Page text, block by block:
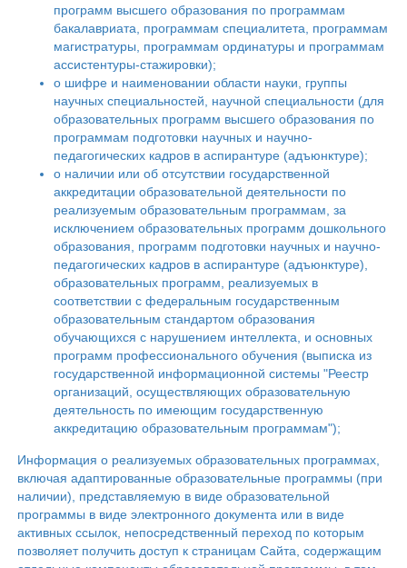
программ высшего образования по программам
бакалавриата, программам специалитета, программам
магистратуры, программам ординатуры и программам
ассистентуры-стажировки);
о шифре и наименовании области науки, группы
научных специальностей, научной специальности (для
образовательных программ высшего образования по
программам подготовки научных и научно-
педагогических кадров в аспирантуре (адъюнктуре);
о наличии или об отсутствии государственной
аккредитации образовательной деятельности по
реализуемым образовательным программам, за
исключением образовательных программ дошкольного
образования, программ подготовки научных и научно-
педагогических кадров в аспирантуре (адъюнктуре),
образовательных программ, реализуемых в
соответствии с федеральным государственным
образовательным стандартом образования
обучающихся с нарушением интеллекта, и основных
программ профессионального обучения (выписка из
государственной информационной системы "Реестр
организаций, осуществляющих образовательную
деятельность по имеющим государственную
аккредитацию образовательным программам");
Информация о реализуемых образовательных программах,
включая адаптированные образовательные программы (при
наличии), представляемую в виде образовательной
программы в виде электронного документа или в виде
активных ссылок, непосредственный переход по которым
позволяет получить доступ к страницам Сайта, содержащим